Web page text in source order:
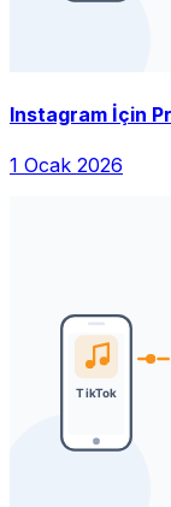
Instagram İçin
1 Ocak 2026